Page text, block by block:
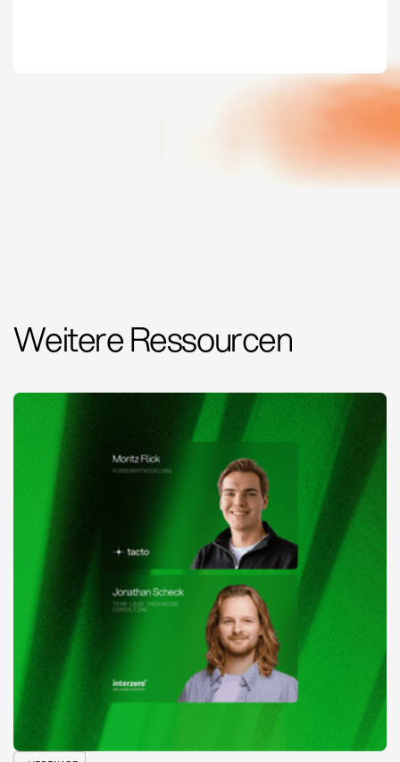
Weitere Ressourcen